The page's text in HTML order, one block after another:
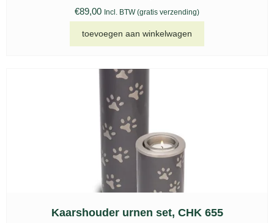
€89,00 Incl. BTW (gratis verzending)
toevoegen aan winkelwagen
Kaarshouder urnen set, CHK 655